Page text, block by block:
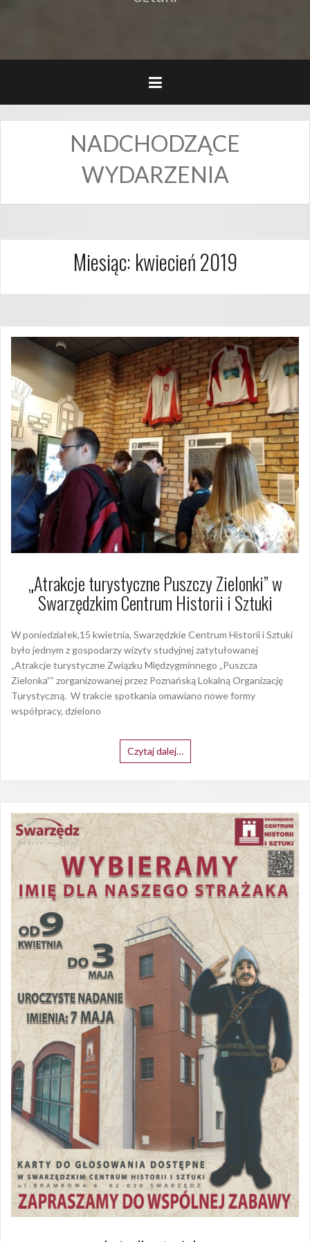
NADCHODZĄCE
WYDARZENIA
Miesiąc: kwiecień 2019
„Atrakcje turystyczne Puszczy Zielonki” w
Swarzędzkim Centrum Historii i Sztuki
W poniedziałek,15 kwietnia, Swarzędzkie Centrum Historii i Sztuki
było jednym z gospodarzy wizyty studyjnej zatytułowanej
„Atrakcje turystyczne Związku Międzygminnego „Puszcza
Zielonka”” zorganizowanej przez Poznańską Lokalną Organizację
Turystyczną. W trakcie spotkania omawiano nowe formy
współpracy, dzielono
Czytaj dalej…